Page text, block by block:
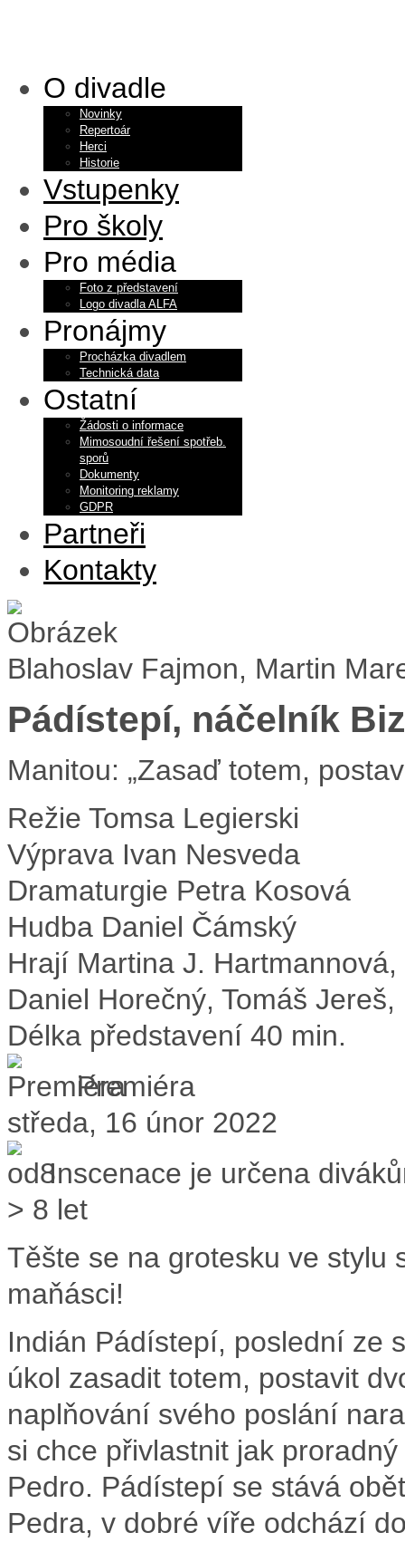
O divadle
Novinky
Repertoár
Herci
Historie
Vstupenky
Pro školy
Pro média
Foto z představení
Logo divadla ALFA
Pronájmy
Procházka divadlem
Technická data
Ostatní
Žádosti o informace
Mimosoudní řešení spotřeb.
sporů
Dokumenty
Monitoring reklamy
GDPR
Partneři
Kontakty
Blahoslav Fajmon, Martin
Pádístepí, náčelník
Manitou: „Zasaď totem,
Režie Tomsa Legierski
Výprava Ivan Nesveda
Dramaturgie Petra Kosová
Hudba Daniel Čámský
Hrají Martina J.
Daniel Horečný, Tomáš
Délka představení 40 min.
Premiéra
středa, 16 únor 2022
Inscenace je určena
> 8 let
Těšte se na grotesku ve stylu
maňásci!
Indián Pádístepí, poslední ze
úkol zasadit totem, postavit
naplňování svého poslání
si chce přivlastnit jak
Pedro. Pádístepí se stává
Pedra, v dobré víře odchází